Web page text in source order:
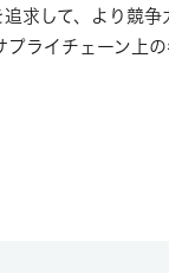
して、より競争
ライチェーン上